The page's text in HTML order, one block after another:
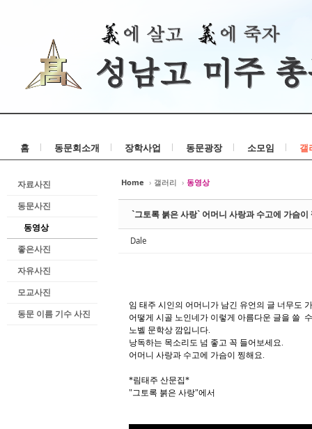
홈 동문회소개 장학사업 동문광장 소모임 갤
자료사진
동문사진
동영상
좋은사진
자유사진
모교사진
동문 이름 기수 사진
Home › 갤러리 › 동영상
`그토록 붉은 사랑` 어머니 사랑과 수고에 가슴
Dale
임 태주 시인의 어머니가 남긴 유언의 글 너무도
어떻게 시골 노인네가 이렇게 아름다운 글을 쓸
노벨 문학상 깜입니다.
낭독하는 목소리도 넘 좋고 꼭 들어보세요.
어머니 사랑과 수고에 가슴이 찡해요.
*림태주 산문집*
"그토록 붉은 사랑"에서